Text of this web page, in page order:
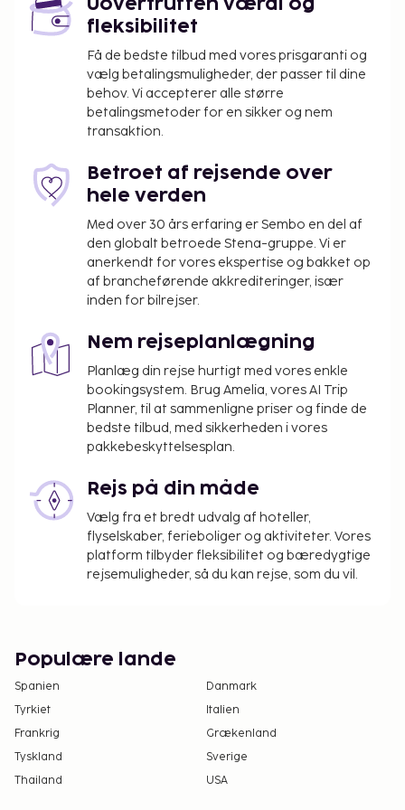
og en have kan du nyde den skønne udsigt, eller du
kan drage fordel af rekreative tilbud, såsom en
sæsonbestemt udendørs pool. Dette hotel tilbyder
desuden gratis trådløs internetadgang,
spillehal/spillerum og tv på fællesarealer. Spis dig
mæt i franske retter på O QUAI, en restaurant ved
poolen, hvor du kan nyde udsigten til haven og spise
udendørs. Du kan også blive på værelset, hvor der
er mulighed for roomservice. Tag forbi
baren/loungen, hvor du kan slukke tørsten med din
yndlingsdrink. Gratis morgenmadsbuffet er
inkluderet. Dette overnatningssted har modtaget
sin officielle stjernevurdering fra ATOUT France, det
franske agentur for turismeudvikling.
overnatningsstedet. Gebyrer inkluderer muligvis
skatter:
Der pålægges en byskat: 2.45 EUR pr. person pr.
nat. Denne skat gælder ikke for børn under 18
overnatningsstedet har oplyst.
Tillægsgebyr for kæledyr: EUR 8.00 pr. kæledyr
pr. nat
Der opkræves ikke gebyrer for servicedyr
på dette overnatningssted. Kontakt
overnatningsstedet via kontaktoplysningerne i
reservationsbekræftelsen for flere oplysninger.
Det er en politik på hotellet at nægte visse
Uovertruffen værdi og
fleksibilitet
Få de bedste tilbud med vores prisgaranti og
vælg betalingsmuligheder, der passer til dine
behov. Vi accepterer alle større
betalingsmetoder for en sikker og nem
transaktion.
Betroet af rejsende over
hele verden
Med over 30 års erfaring er Sembo en del af
den globalt betroede Stena-gruppe. Vi er
anerkendt for vores ekspertise og bakket op
af brancheførende akkrediteringer, især
inden for bilrejser.
Nem rejseplanlægning
Planlæg din rejse hurtigt med vores enkle
bookingsystem. Brug Amelia, vores AI Trip
Planner, til at sammenligne priser og finde de
bedste tilbud, med sikkerheden i vores
pakkebeskyttelsesplan.
Rejs på din måde
Vælg fra et bredt udvalg af hoteller,
flyselskaber, ferieboliger og aktiviteter. Vores
platform tilbyder fleksibilitet og bæredygtige
rejsemuligheder, så du kan rejse, som du vil.
Populære lande
Spanien
Danmark
Tyrkiet
Italien
Frankrig
Grækenland
Tyskland
Sverige
Thailand
USA